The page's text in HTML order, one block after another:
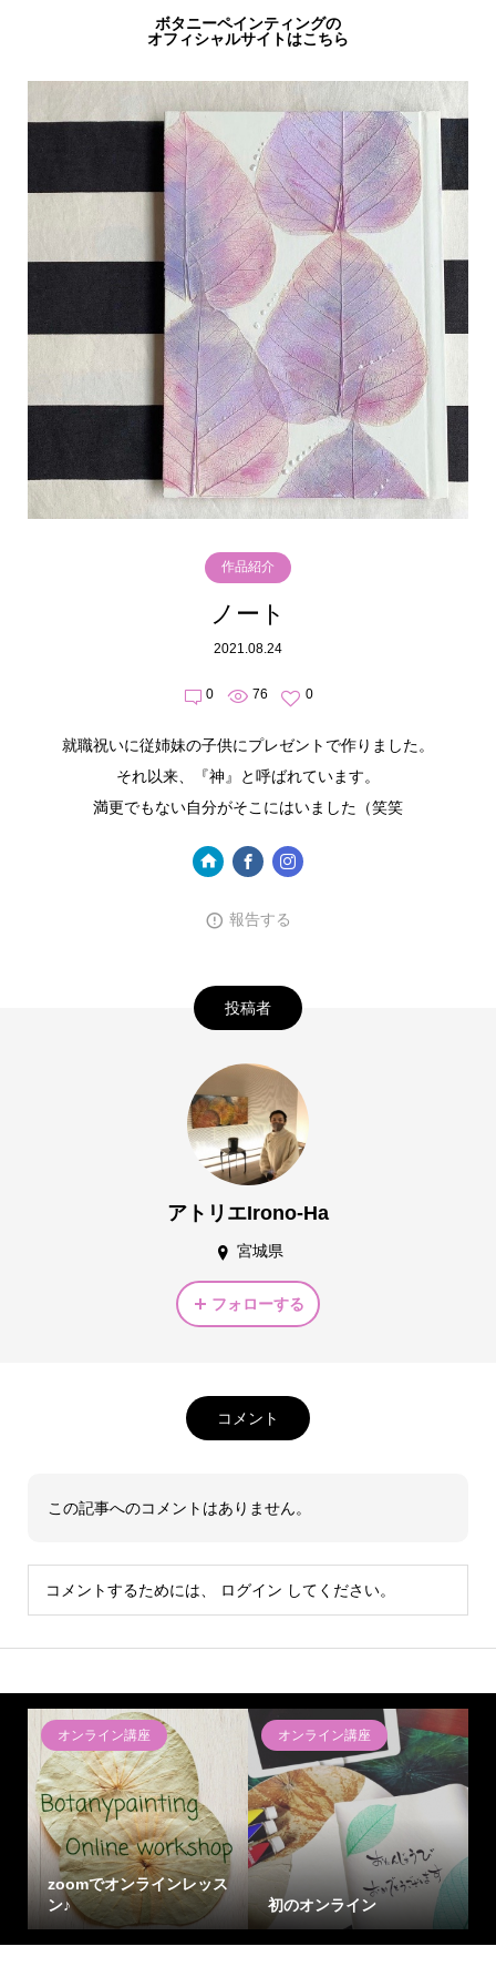
ボタニーペインティングの
オフィシャルサイトはこちら
作品紹介
ノート
2021.08.24
0 76 0
就職祝いに従姉妹の子供にプレゼントで作りました。
それ以来、『神』と呼ばれています。
満更でもない自分がそこにはいました（笑笑
報告する
投稿者
アトリエIrono-Ha
宮城県
フォローする
コメント
この記事へのコメントはありません。
コメントするためには、 ログイン してください。
オンライン講座
zoomでオンラインレッス
ン♪
オンライン講座
初のオンライン